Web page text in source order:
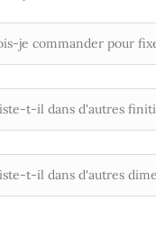
je commander pour
t-il dans d'autres
t-il dans d'autres